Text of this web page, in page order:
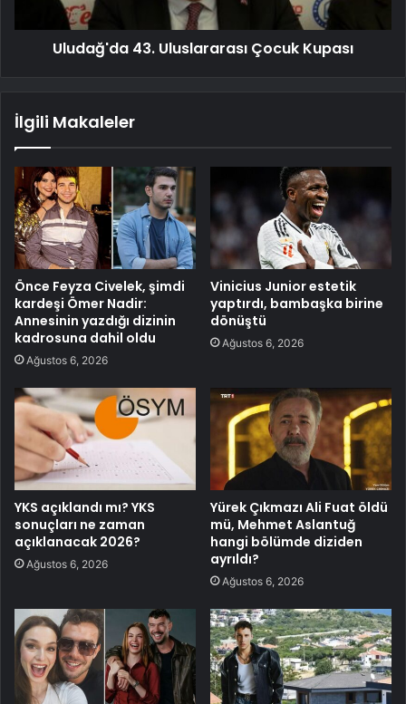
Uludağ'da 43. Uluslararası Çocuk Kupası
İlgili Makaleler
Önce Feyza Civelek, şimdi
kardeşi Ömer Nadir:
Annesinin yazdığı dizinin
kadrosuna dahil oldu
Ağustos 6, 2026
Vinicius Junior estetik
yaptırdı, bambaşka birine
dönüştü
Ağustos 6, 2026
YKS açıklandı mı? YKS
sonuçları ne zaman
açıklanacak 2026?
Ağustos 6, 2026
Yürek Çıkmazı Ali Fuat öldü
mü, Mehmet Aslantuğ
hangi bölümde diziden
ayrıldı?
Ağustos 6, 2026